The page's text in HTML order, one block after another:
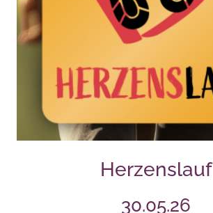
Herzenslauf
30.05.26